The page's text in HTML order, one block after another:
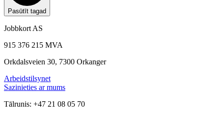
Pasūtīt tagad
Jobbkort AS
915 376 215 MVA
Orkdalsveien 30, 7300 Orkanger
Arbeidstilsynet
Sazinieties ar mums
Tālrunis: +47 21 08 05 70